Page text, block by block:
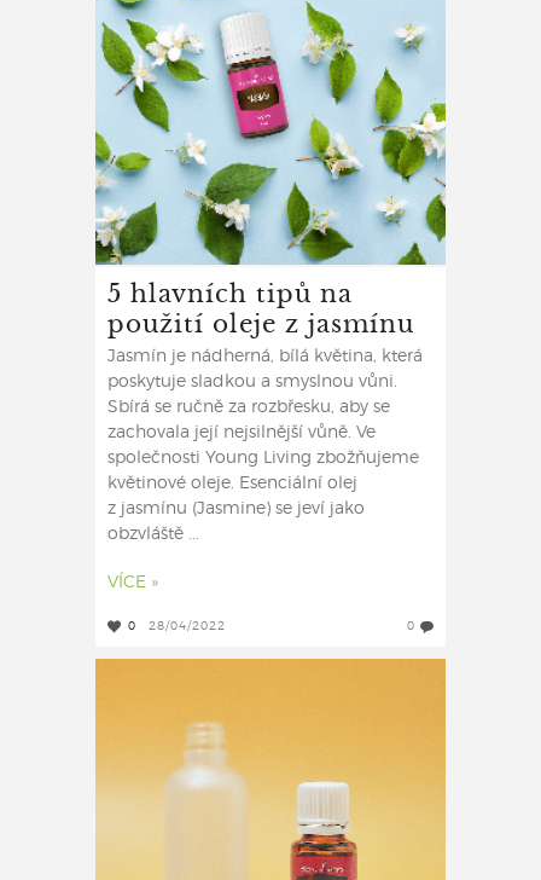
5 hlavních tipů na
použití oleje z jasmínu
Jasmín je nádherná, bílá květina, která
poskytuje sladkou a smyslnou vůni.
Sbírá se ručně za rozbřesku, aby se
zachovala její nejsilnější vůně. Ve
společnosti Young Living zbožňujeme
květinové oleje. Esenciální olej
z jasmínu (Jasmine) se jeví jako
obzvláště ...
VÍCE »
0 28/04/2022 0